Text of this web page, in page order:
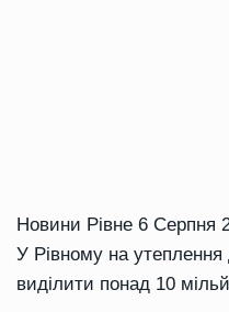
Новини Рівне 6 Серпня
У Рівному на
виділити понад 10